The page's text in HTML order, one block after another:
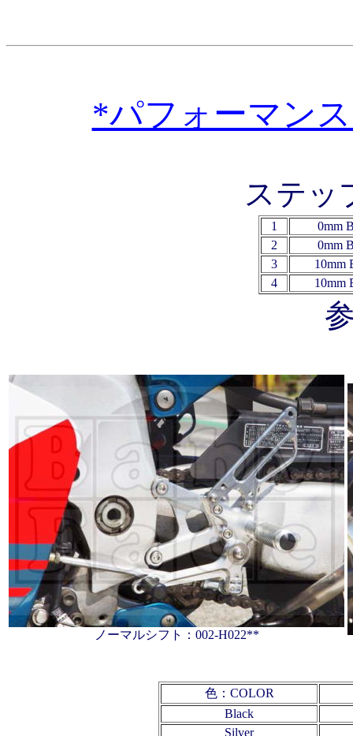
*パフォーマン
ステッ
1
0mm
2
0mm
3
10mm
4
10mm
ノーマルシフト：002-H022**
色：COLOR
Black
Silver